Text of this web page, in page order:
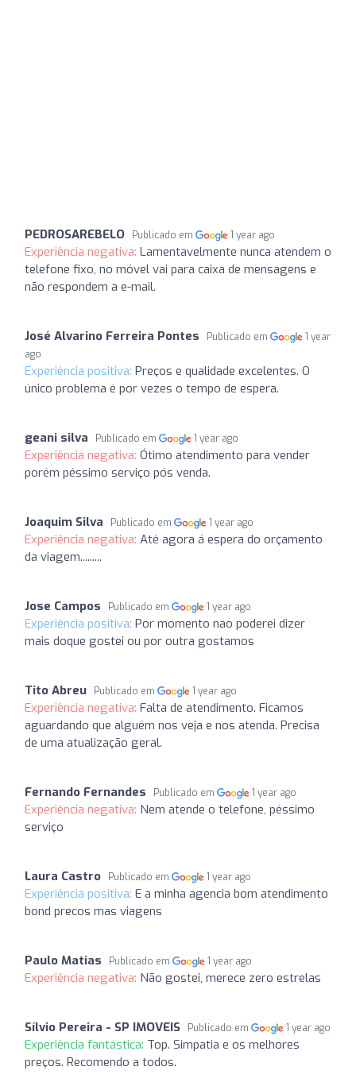
PEDROSAREBELO Publicado em 1 year ago
Experiência negativa: Lamentavelmente nunca atendem o
telefone fixo, no móvel vai para caixa de mensagens e
não respondem a e-mail.
José Alvarino Ferreira Pontes Publicado em
1 year
ago
Experiência positiva: Preços e qualidade excelentes. O
único problema é por vezes o tempo de espera.
geani silva Publicado em 1 year ago
Experiência negativa: Ótimo atendimento para vender
porém péssimo serviço pós venda.
Joaquim Silva Publicado em 1 year ago
Experiência negativa: Até agora á espera do orçamento
da viagem.........
Jose Campos Publicado em 1 year ago
Experiência positiva: Por momento nao poderei dizer
mais doque gostei ou por outra gostamos
Tito Abreu Publicado em 1 year ago
Experiência negativa: Falta de atendimento. Ficamos
aguardando que alguém nos veja e nos atenda. Precisa
de uma atualização geral.
Fernando Fernandes Publicado em 1 year ago
Experiência negativa: Nem atende o telefone, péssimo
serviço
Laura Castro Publicado em 1 year ago
Experiência positiva: E a minha agencia bom atendimento
bond precos mas viagens
Paulo Matias Publicado em 1 year ago
Experiência negativa: Não gostei, merece zero estrelas
Sílvio Pereira - SP IMOVEIS Publicado em 1 year ago
Experiência fantástica: Top. Simpatia e os melhores
preços. Recomendo a todos.